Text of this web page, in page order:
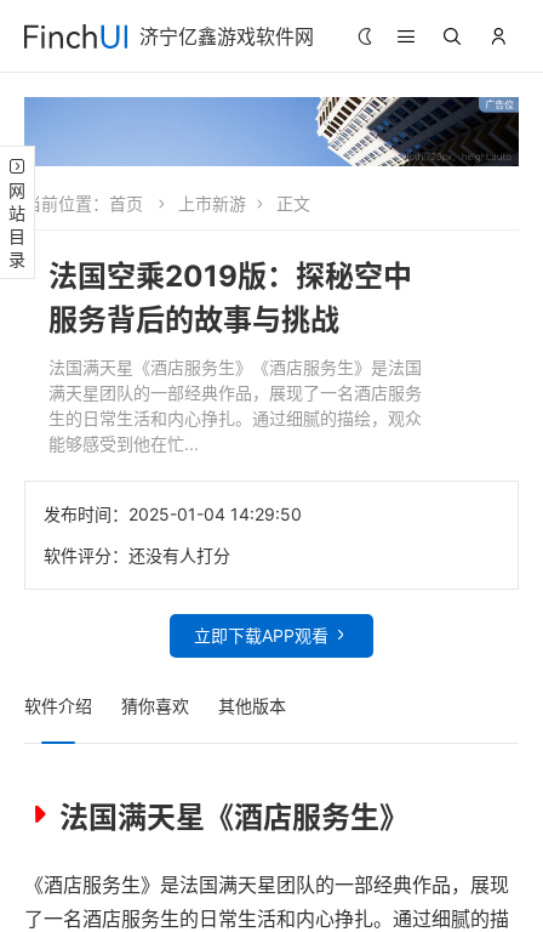
济宁亿鑫游戏软件网
网站目录 当前位置： 首页 上市新游 正文
法国空乘2019版：探秘空中
服务背后的故事与挑战
法国满天星《酒店服务生》《酒店服务生》是法国
满天星团队的一部经典作品，展现了一名酒店服务
生的日常生活和内心挣扎。通过细腻的描绘，观众
能够感受到他在忙...
发布时间： 2025-01-04 14:29:50
软件评分： 还没有人打分
立即下载APP观看
软件介绍 猜你喜欢 其他版本
法国满天星《酒店服务生》
《酒店服务生》是法国满天星团队的一部经典作品，展现
了一名酒店服务生的日常生活和内心挣扎。通过细腻的描